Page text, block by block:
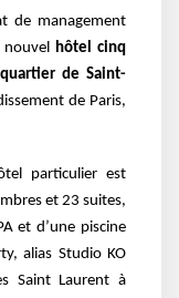
de management
nouvel hôtel cinq
de Saint-
de Paris,
particulier est
et 23 suites,
et d’une piscine
alias Studio KO
Saint Laurent à